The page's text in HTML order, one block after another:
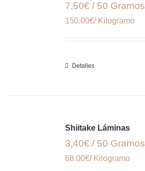
7,50€ / 50 Gramos
150.00€/ Kilogramo
Detalles
Shiitake Láminas
3,40€ / 50 Gramos
68.00€/ Kilogramo